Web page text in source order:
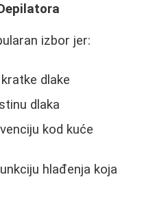
izbor jer:
dlake
dlaka
kod kuće
hlađenja koja